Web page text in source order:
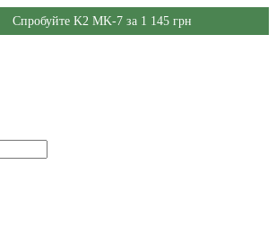
Спробуйте K2 MK-7 за 1 145 грн